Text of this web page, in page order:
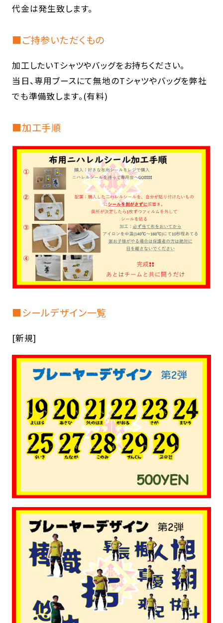
代金は発生致します。
■ご持参いただくもの
加工したいTシャツやバッグをお持ちください。
当日、専用ブースにて無地のTシャツやバッグを弊社
でも準備致します。(有料)
■加工手順
■シールデザイン一覧
[新規]